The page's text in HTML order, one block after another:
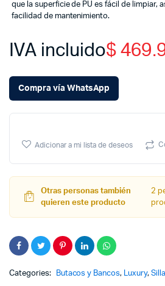
que la superficie de PU es fácil de limpiar,
facilidad de mantenimiento.
$
IVA incluido
Compra vía WhatsApp
Adicionar a mi lista de deseos
Otras personas también
quieren este producto
2
Categories: Butacos y Bancos, Luxury,